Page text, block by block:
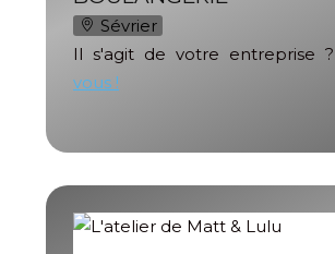
Sévrier
Il s'agit de votre entreprise ?
vous !